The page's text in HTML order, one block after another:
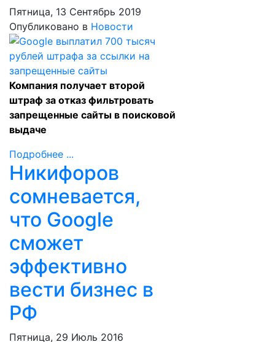
Пятница, 13 Сентябрь 2019
Опубликовано в Новости
Компания получает второй
штраф за отказ фильтровать
запрещенные сайты в поисковой
выдаче
Подробнее ...
Никифоров
сомневается,
что Google
сможет
эффективно
вести бизнес в
РФ
Пятница, 29 Июль 2016